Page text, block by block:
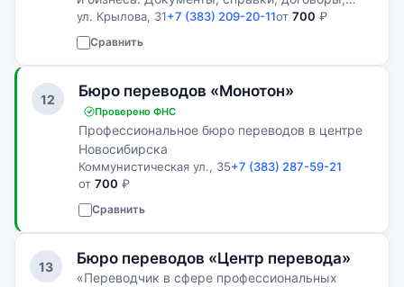
нотариальное заверение и апостиль.
ул. Крылова, 31+7 (383) 209-20-11от 700 ₽
Сравнить
12 Бюро переводов «Монотон»
Проверено ФНС
Профессиональное бюро переводов в центре
Новосибирска
Коммунистическая ул., 35+7 (383) 287-59-21
от 700 ₽
Сравнить
13 Бюро переводов «Центр перевода»
«Переводчик в сфере профессиональных